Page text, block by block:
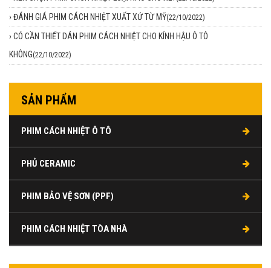
› ĐÁNH GIÁ PHIM CÁCH NHIỆT XUẤT XỨ TỪ MỸ(22/10/2022)
› CÓ CẦN THIẾT DÁN PHIM CÁCH NHIỆT CHO KÍNH HẬU Ô TÔ
KHÔNG(22/10/2022)
SẢN PHẨM
PHIM CÁCH NHIỆT Ô TÔ
PHỦ CERAMIC
PHIM BẢO VỆ SƠN (PPF)
PHIM CÁCH NHIỆT TÒA NHÀ